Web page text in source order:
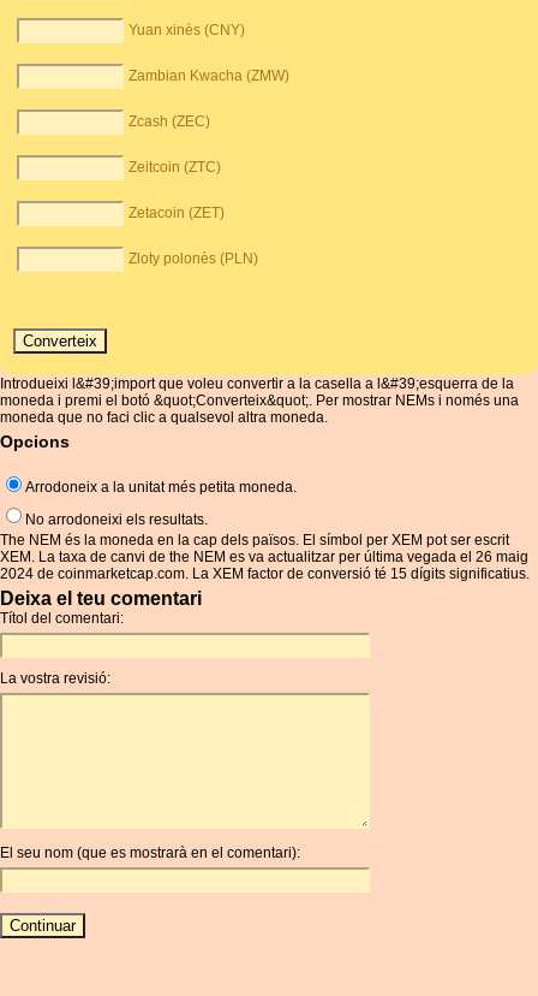
Yuan xinès (CNY)
Zambian Kwacha (ZMW)
Zcash (ZEC)
Zeitcoin (ZTC)
Zetacoin (ZET)
Zloty polonès (PLN)
Introdueixi l&#39;import que voleu convertir a la casella a l&#39;esquerra de la
moneda i premi el botó &quot;Converteix&quot;. Per mostrar NEMs i només una
moneda que no faci clic a qualsevol altra moneda.
Opcions
Arrodoneix a la unitat més petita moneda.
No arrodoneixi els resultats.
The NEM és la moneda en la cap dels països. El símbol per XEM pot ser escrit
XEM. La taxa de canvi de the NEM es va actualitzar per última vegada el 26 maig
2024 de coinmarketcap.com. La XEM factor de conversió té 15 dígits significatius.
Deixa el teu comentari
Títol del comentari:
La vostra revisió:
El seu nom (que es mostrarà en el comentari):